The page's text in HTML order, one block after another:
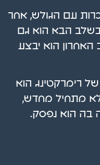
עם הגולש, אחר
בשלב הבא הוא גם
האחרון הוא יבצע
של רימרקטינג הוא
מתחיל מחדש,
בה הוא נפסק.